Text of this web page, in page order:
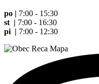
po | 7:00 - 15:30
st | 7:00 - 16:30
pi | 7:00 - 12:30